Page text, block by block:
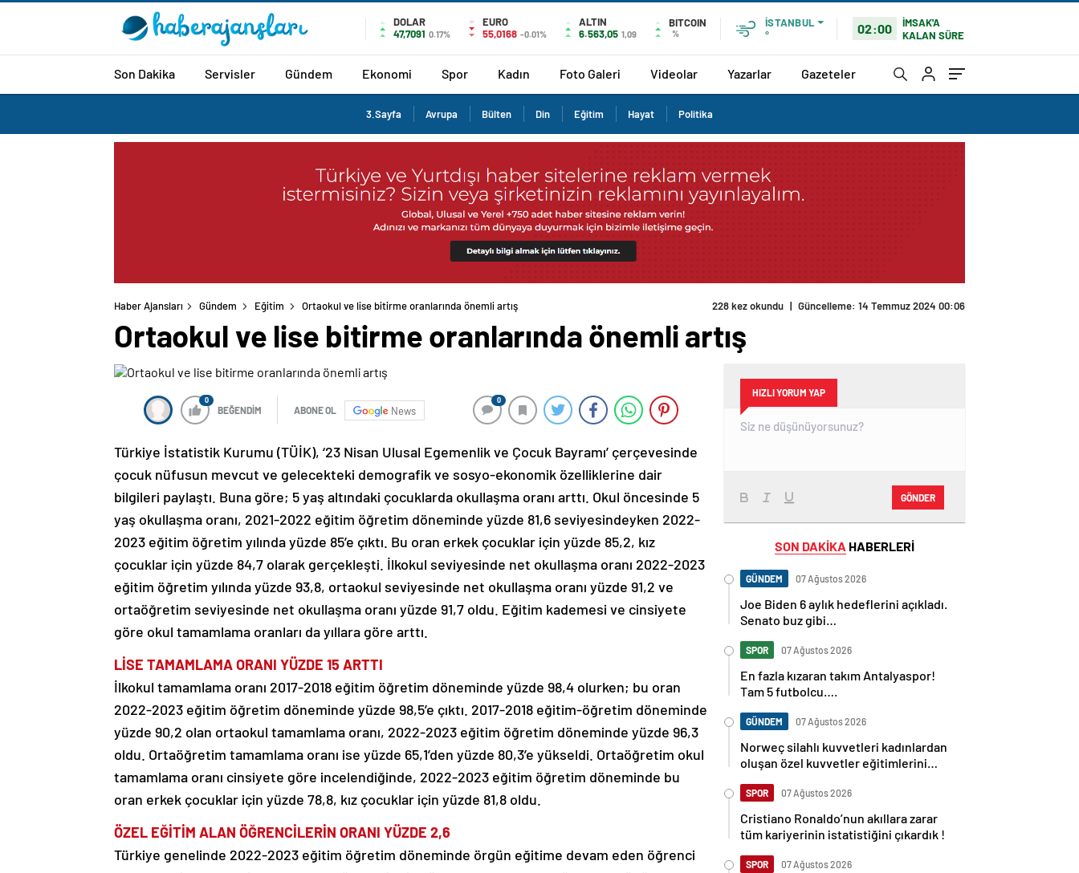
DOLAR
47,7091 0.17%
EURO
55,0168 -0.01%
ALTIN
6.563,05 1,09
BITCOIN
%
İSTANBUL
°
02:00
İMSAK'A
KALAN SÜRE
Son Dakika Servisler Gündem Ekonomi Spor Kadın Foto Galeri Videolar Yazarlar Gazeteler
3.Sayfa Avrupa Bülten Din Eğitim Hayat Politika
Haber Ajansları Gündem Eğitim Ortaokul ve lise bitirme oranlarında önemli artış 228 kez okundu | Güncelleme: 14 Temmuz 2024 00:06
Ortaokul ve lise bitirme oranlarında önemli artış
0
BEĞENDİM ABONE OL News
0
Türkiye İstatistik Kurumu (TÜİK), ‘23 Nisan Ulusal Egemenlik ve Çocuk Bayramı’ çerçevesinde
çocuk nüfusun mevcut ve gelecekteki demografik ve sosyo-ekonomik özelliklerine dair
bilgileri paylaştı. Buna göre; 5 yaş altındaki çocuklarda okullaşma oranı arttı. Okul öncesinde 5
yaş okullaşma oranı, 2021-2022 eğitim öğretim döneminde yüzde 81,6 seviyesindeyken 2022-
2023 eğitim öğretim yılında yüzde 85’e çıktı. Bu oran erkek çocuklar için yüzde 85,2, kız
çocuklar için yüzde 84,7 olarak gerçekleşti. İlkokul seviyesinde net okullaşma oranı 2022-2023
eğitim öğretim yılında yüzde 93,8, ortaokul seviyesinde net okullaşma oranı yüzde 91,2 ve
ortaöğretim seviyesinde net okullaşma oranı yüzde 91,7 oldu. Eğitim kademesi ve cinsiyete
göre okul tamamlama oranları da yıllara göre arttı.
LİSE TAMAMLAMA ORANI YÜZDE 15 ARTTI
İlkokul tamamlama oranı 2017-2018 eğitim öğretim döneminde yüzde 98,4 olurken; bu oran
2022-2023 eğitim öğretim döneminde yüzde 98,5’e çıktı. 2017-2018 eğitim-öğretim döneminde
yüzde 90,2 olan ortaokul tamamlama oranı, 2022-2023 eğitim öğretim döneminde yüzde 96,3
oldu. Ortaöğretim tamamlama oranı ise yüzde 65,1’den yüzde 80,3’e yükseldi. Ortaöğretim okul
tamamlama oranı cinsiyete göre incelendiğinde, 2022-2023 eğitim öğretim döneminde bu
oran erkek çocuklar için yüzde 78,8, kız çocuklar için yüzde 81,8 oldu.
ÖZEL EĞİTİM ALAN ÖĞRENCİLERİN ORANI YÜZDE 2,6
Türkiye genelinde 2022-2023 eğitim öğretim döneminde örgün eğitime devam eden öğrenci
HIZLI YORUM YAP
GÖNDER
SON DAKİKA HABERLERİ
GÜNDEM 07 Ağustos 2026
Joe Biden 6 aylık hedeflerini açıkladı.
Senato buz gibi…
SPOR 07 Ağustos 2026
En fazla kızaran takım Antalyaspor!
Tam 5 futbolcu….
GÜNDEM 07 Ağustos 2026
Norweç silahlı kuvvetleri kadınlardan
oluşan özel kuvvetler eğitimlerini
SPOR 07 Ağustos 2026
Cristiano Ronaldo’nun akıllara zarar
tüm kariyerinin istatistiğini çıkardık !
SPOR 07 Ağustos 2026